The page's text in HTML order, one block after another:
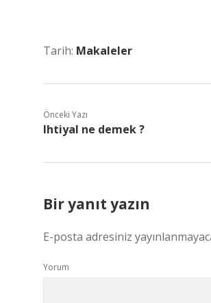
Tarih: Makaleler
Önceki Yazı
Ihtiyal ne demek ?
Bir yanıt yazın
E-posta adresiniz
Yorum